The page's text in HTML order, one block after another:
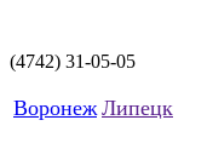
(4742) 31-05-05
Воронеж Липецк